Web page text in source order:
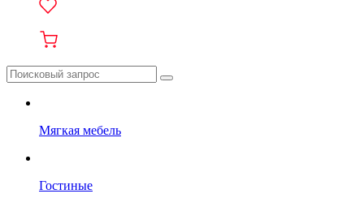
Мягкая мебель
Гостиные